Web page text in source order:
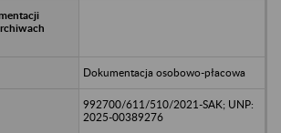
Dokumentacja osobowo-płacowa
992700/611/510/2021-SAK; UNP:
2025-00389276